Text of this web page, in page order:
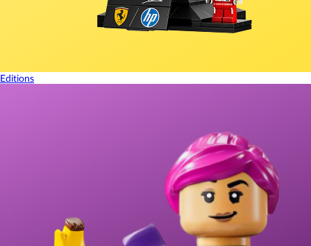
Editions